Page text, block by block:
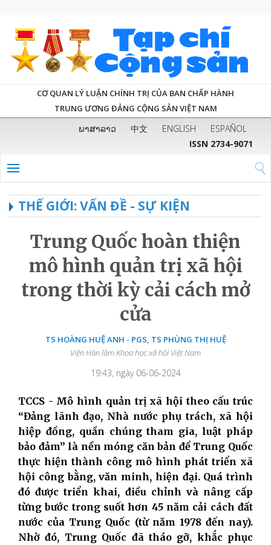
CƠ QUAN LÝ LUẬN CHÍNH TRỊ CỦA BAN CHẤP HÀNH
TRUNG ƯƠNG ĐẢNG CỘNG SẢN VIỆT NAM
ພາສາລາວ 中文 ENGLISH
ESPAÑOL
ISSN 2734-9071
THẾ GIỚI: VẤN ĐỀ - SỰ KIỆN
Trung Quốc hoàn thiện
mô hình quản trị xã hội
trong thời kỳ cải cách mở
cửa
TS HOÀNG HUỆ ANH - PGS, TS PHÙNG THỊ HUỆ
Viện Hàn lâm Khoa học xã hội Việt Nam
19:43, ngày 06-06-2024
TCCS - Mô hình quản trị xã hội theo cấu trúc
“Đảng lãnh đạo, Nhà nước phụ trách, xã hội
hiệp đồng, quần chúng tham gia, luật pháp
bảo đảm” là nền móng căn bản để Trung Quốc
thực hiện thành công mô hình phát triển xã
hội công bằng, văn minh, hiện đại. Quá trình
đó được triển khai, điều chỉnh và nâng cấp
từng bước trong suốt hơn 45 năm cải cách đất
nước của Trung Quốc (từ năm 1978 đến nay).
Nhờ đó, Trung Quốc đã tháo gỡ, khắc phục